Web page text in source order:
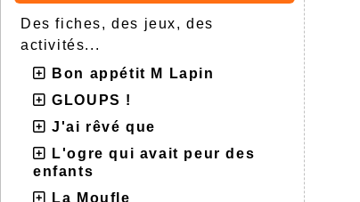
Des fiches, des jeux, des
activités...
Bon appétit M Lapin
GLOUPS !
J'ai rêvé que
L'ogre qui avait peur des
enfants
La Moufle